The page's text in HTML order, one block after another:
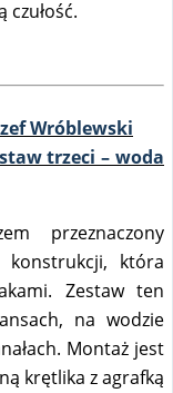
trzeci – woda
przeznaczony
która
Zestaw ten
na wodzie
Montaż jest
krętlika z agrafką